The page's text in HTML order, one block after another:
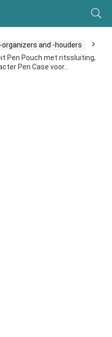
organizers and -houders
Pen Pouch met ritssluiting,
Pen Case voor…